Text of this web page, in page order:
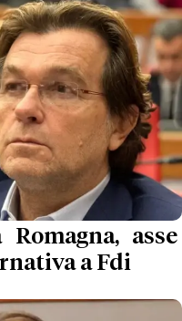
asse
a Fdi